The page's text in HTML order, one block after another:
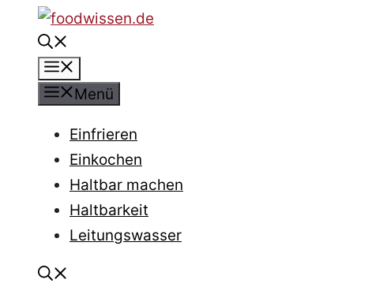
Inhalt
springen
Menü
Einfrieren
Einkochen
Haltbar machen
Haltbarkeit
Leitungswasser